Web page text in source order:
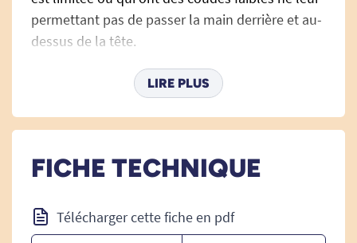
permettant pas de passer la main derrière et au-
dessus de la tête.
Gamme Etac spécialisé dans la salle de bain
PMR.
LIRE PLUS
FICHE TECHNIQUE
Télécharger cette fiche en pdf